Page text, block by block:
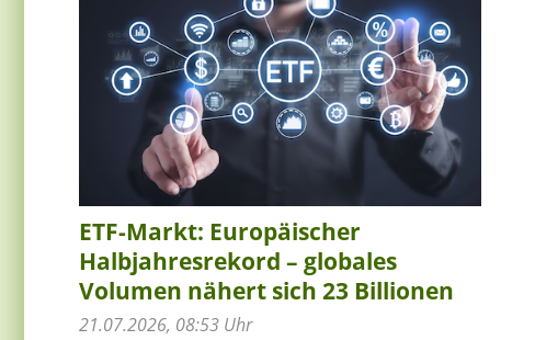
ETF-Markt: Europäischer
Halbjahresrekord – globales
Volumen nähert sich 23 Billionen
21.07.2026, 08:53 Uhr